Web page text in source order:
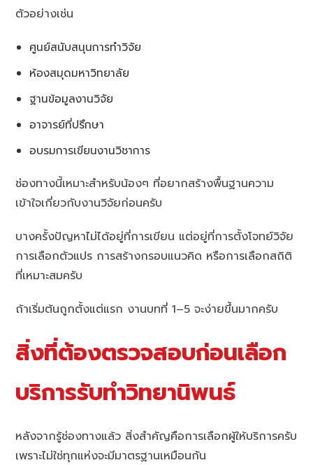
ตัวอย่างเช่น
ศูนย์สนับสนุนการทำวิจัย
ห้องสมุดมหาวิทยาลัย
ฐานข้อมูลงานวิจัย
อาจารย์ที่ปรึกษา
อบรมการเขียนงานวิชาการ
ช่องทางนี้เหมาะสำหรับน้องๆ ที่อยากสร้างพื้นฐานความ
เข้าใจเกี่ยวกับงานวิจัยก่อนครับ
บางครั้งปัญหาไม่ได้อยู่ที่การเขียน แต่อยู่ที่การตั้งโจทย์วิจัย
การเลือกตัวแปร การสร้างกรอบแนวคิด หรือการเลือกสถิติ
ที่เหมาะสมครับ
ถ้าเริ่มต้นถูกตั้งแต่แรก งานบทที่ 1–5 จะง่ายขึ้นมากครับ
สิ่งที่ต้องตรวจสอบก่อนเลือก
บริการรับทำวิทยานิพนธ์
หลังจากรู้ช่องทางแล้ว สิ่งสำคัญคือการเลือกผู้ให้บริการครับ
เพราะไม่ใช่ทุกแห่งจะมีมาตรฐานเหมือนกัน